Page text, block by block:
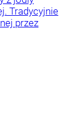
Tradycyjnie
przez